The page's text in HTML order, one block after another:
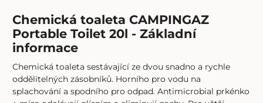
Chemická toaleta CAMPINGAZ
Portable Toilet 20l - Základní
informace
Chemická toaleta sestávající ze dvou snadno a rychle
oddělitelných zásobníků. Horního pro vodu na
splachování a spodního pro odpad. Antimicrobial prkénko